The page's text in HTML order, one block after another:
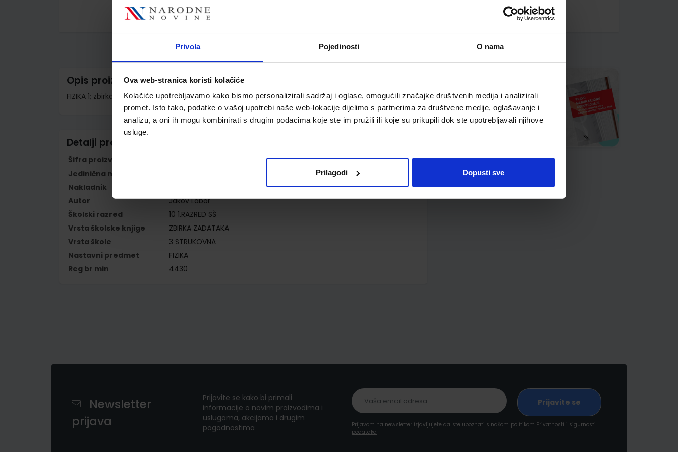
Privola Pojedinosti O nama
Ova web-stranica koristi kolačiće
Kolačiće upotrebljavamo kako bismo personalizirali sadržaj i oglase, omogućili značajke društvenih medija i analizirali
promet. Isto tako, podatke o vašoj upotrebi naše web-lokacije dijelimo s partnerima za društvene medije, oglašavanje i
analizu, a oni ih mogu kombinirati s drugim podacima koje ste im pružili ili koje su prikupili dok ste upotrebljavali njihove
usluge.
Prilagodi Dopusti sve
gallery
Opis proizvoda
FIZIKA 1; zbirka zadataka za 1. razred srednjih strukovnih škola s trogodišnjim programom fizike
Detalji proizvoda
Šifra proizvoda
Jedinična mjera
Nakladnik
Autor
Jakov Labor
Školski razred
10 1.RAZRED SŠ
Vrsta školske knjige
ZBIRKA ZADATAKA
Vrsta škole
3 STRUKOVNA
Nastavni predmet
FIZIKA
Reg br min
4430
Newsletter
prijava
Prijavite se kako bi primali
informacije o novim proizvodima i
uslugama, akcijama i drugim
pogodnostima
Prijavom na newsletter izjavljujete da ste upoznati s našom politikom Privatnosti i sigurnosti
podataka